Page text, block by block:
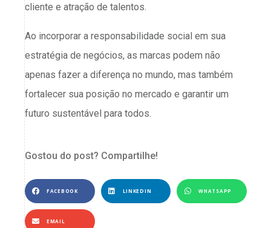
cliente e atração de talentos.
Ao incorporar a responsabilidade social em sua
estratégia de negócios, as marcas podem não
apenas fazer a diferença no mundo, mas também
fortalecer sua posição no mercado e garantir um
futuro sustentável para todos.
Gostou do post? Compartilhe!
FACEBOOK LINKEDIN WHATSAPP
EMAIL